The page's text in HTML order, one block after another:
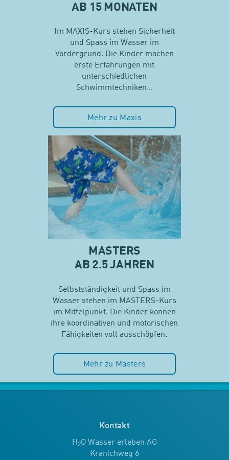
AB 15 MONATEN
Im MAXIS-Kurs stehen Sicherheit
und Spass im Wasser im
Vordergrund. Die Kinder machen
erste Erfahrungen mit
unterschiedlichen
Schwimmtechniken…
Mehr zu Maxis
MASTERS
AB 2.5 JAHREN
Selbstständigkeit und Spass im
Wasser stehen im MASTERS-Kurs
im Mittelpunkt. Die Kinder können
ihre koordinativen und motorischen
Fähigkeiten voll ausschöpfen.
Mehr zu Masters
Kontakt
H2O Wasser erleben AG
Kranichweg 6